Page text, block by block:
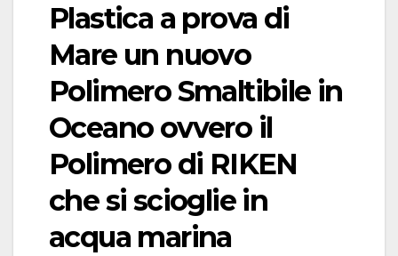
Plastica a prova di
Mare un nuovo
Polimero Smaltibile in
Oceano ovvero il
Polimero di RIKEN
che si scioglie in
acqua marina